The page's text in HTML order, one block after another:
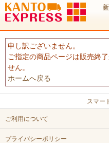
申し訳ございません。
ご指定の商品ページは販売終
せん。
ホームへ戻る
スマー
ご利用について
プライバシーポリシー